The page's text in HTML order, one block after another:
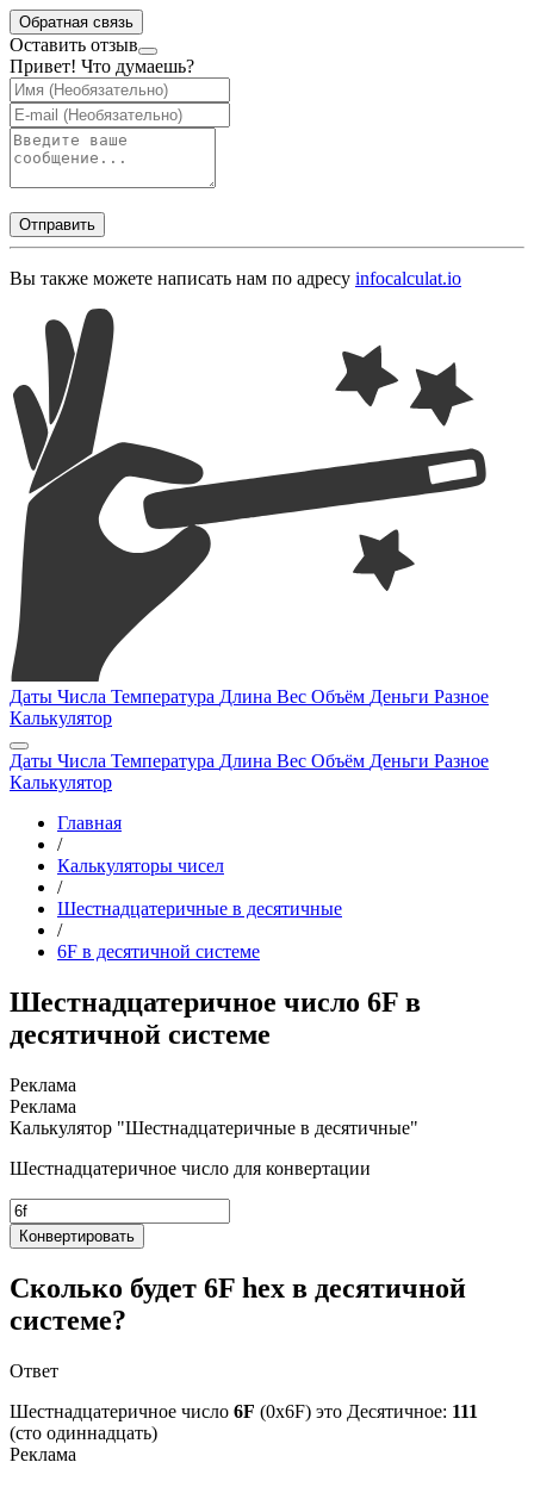
Обратная связь
Оставить отзыв
Привет! Что думаешь?
Отправить
Вы также можете написать нам по адресу infocalculat.io
Даты Числа Температура Длина Вес Объём Деньги Разное
Калькулятор
Даты Числа Температура Длина Вес Объём Деньги Разное
Калькулятор
Главная
/
Калькуляторы чисел
/
Шестнадцатеричные в десятичные
/
6F в десятичной системе
Шестнадцатеричное число 6F в
десятичной системе
Калькулятор "Шестнадцатеричные в десятичные"
Шестнадцатеричное число для конвертации
Конвертировать
Сколько будет 6F hex в десятичной
системе?
Ответ
Шестнадцатеричное число 6F (0x6F) это Десятичное: 111
(сто одиннадцать)